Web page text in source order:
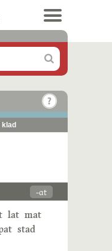
klad
-ɑt
lat mat
stad